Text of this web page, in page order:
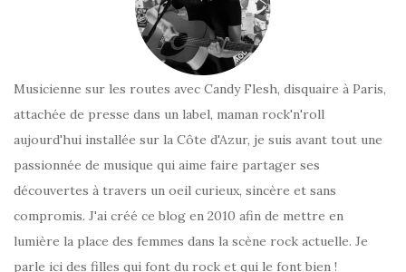
Musicienne sur les routes avec Candy Flesh, disquaire à Paris,
attachée de presse dans un label, maman rock'n'roll
aujourd'hui installée sur la Côte d'Azur, je suis avant tout une
passionnée de musique qui aime faire partager ses
découvertes à travers un oeil curieux, sincère et sans
compromis. J'ai créé ce blog en 2010 afin de mettre en
lumière la place des femmes dans la scène rock actuelle. Je
parle ici des filles qui font du rock et qui le font bien !